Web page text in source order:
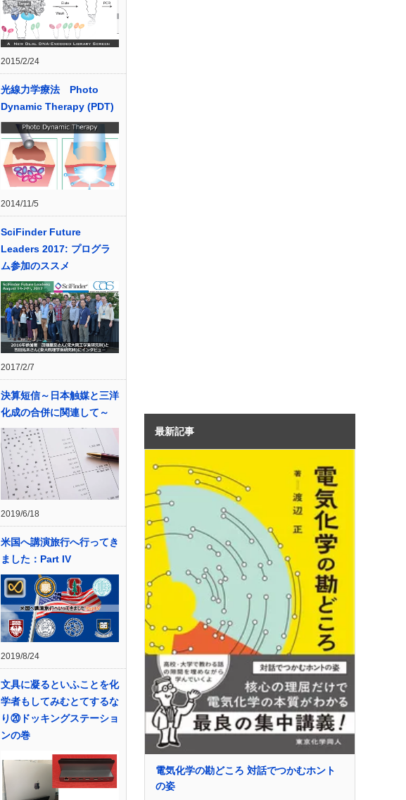
2015/2/24
光線力学療法 Photo
Dynamic Therapy (PDT)
2014/11/5
SciFinder Future
Leaders 2017: プログラ
ム参加のススメ
2017/2/7
決算短信～日本触媒と三洋
化成の合併に関連して～
2019/6/18
米国へ講演旅行へ行ってき
ました：Part IV
2019/8/24
文具に凝るといふことを化
学者もしてみむとてするな
り⑳ドッキングステーショ
ンの巻
最新記事
電気化学の勘どころ 対話でつかむホント
の姿